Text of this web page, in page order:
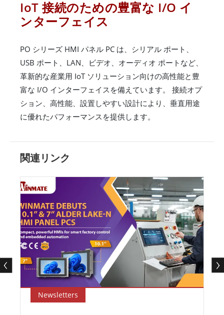
IoT 接続のための豊富な I/O イ
ンターフェイス
PO シリーズ HMI パネル PC は、シリアル ポート、
USB ポート、LAN、ビデオ、オーディオ ポートなど、
革新的な産業用 IoT ソリューション向けの高性能と豊
富な I/O インターフェイスを備えています。 接続オプ
ション、高性能、設置しやすい設計により、垂直用途
に優れたパフォーマンスを提供します。
関連リンク
Newsletters